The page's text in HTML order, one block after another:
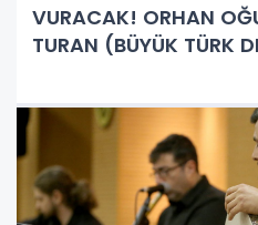
VURACAK! ORHAN
TURAN (BÜYÜK TÜRK